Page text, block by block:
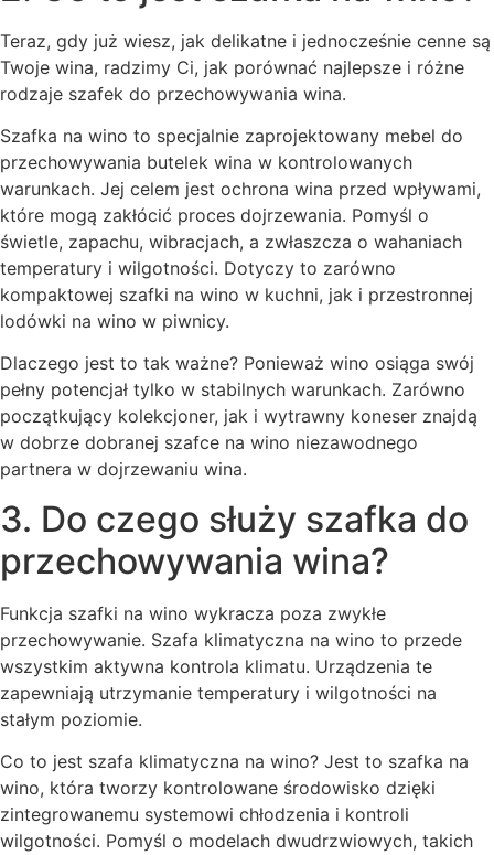
Teraz, gdy już wiesz, jak delikatne i jednocześnie cenne są
Twoje wina, radzimy Ci, jak porównać najlepsze i różne
rodzaje szafek do przechowywania wina.
Szafka na wino to specjalnie zaprojektowany mebel do
przechowywania butelek wina w kontrolowanych
warunkach. Jej celem jest ochrona wina przed wpływami,
które mogą zakłócić proces dojrzewania. Pomyśl o
świetle, zapachu, wibracjach, a zwłaszcza o wahaniach
temperatury i wilgotności. Dotyczy to zarówno
kompaktowej szafki na wino w kuchni, jak i przestronnej
lodówki na wino w piwnicy.
Dlaczego jest to tak ważne? Ponieważ wino osiąga swój
pełny potencjał tylko w stabilnych warunkach. Zarówno
początkujący kolekcjoner, jak i wytrawny koneser znajdą
w dobrze dobranej szafce na wino niezawodnego
partnera w dojrzewaniu wina.
3. Do czego służy szafka do
przechowywania wina?
Funkcja szafki na wino wykracza poza zwykłe
przechowywanie. Szafa klimatyczna na wino to przede
wszystkim aktywna kontrola klimatu. Urządzenia te
zapewniają utrzymanie temperatury i wilgotności na
stałym poziomie.
Co to jest szafa klimatyczna na wino? Jest to szafka na
wino, która tworzy kontrolowane środowisko dzięki
zintegrowanemu systemowi chłodzenia i kontroli
wilgotności. Pomyśl o modelach dwudrzwiowych, takich